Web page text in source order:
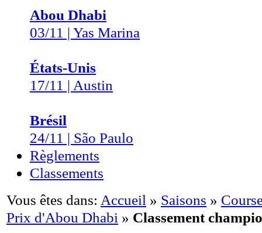
Abou Dhabi
03/11 | Yas Marina
États-Unis
17/11 | Austin
Brésil
24/11 | São Paulo
Règlements
Classements
Vous êtes dans: Accueil » Saisons »
Prix d'Abou Dhabi » Classement